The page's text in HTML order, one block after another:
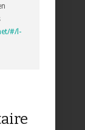
#/l-